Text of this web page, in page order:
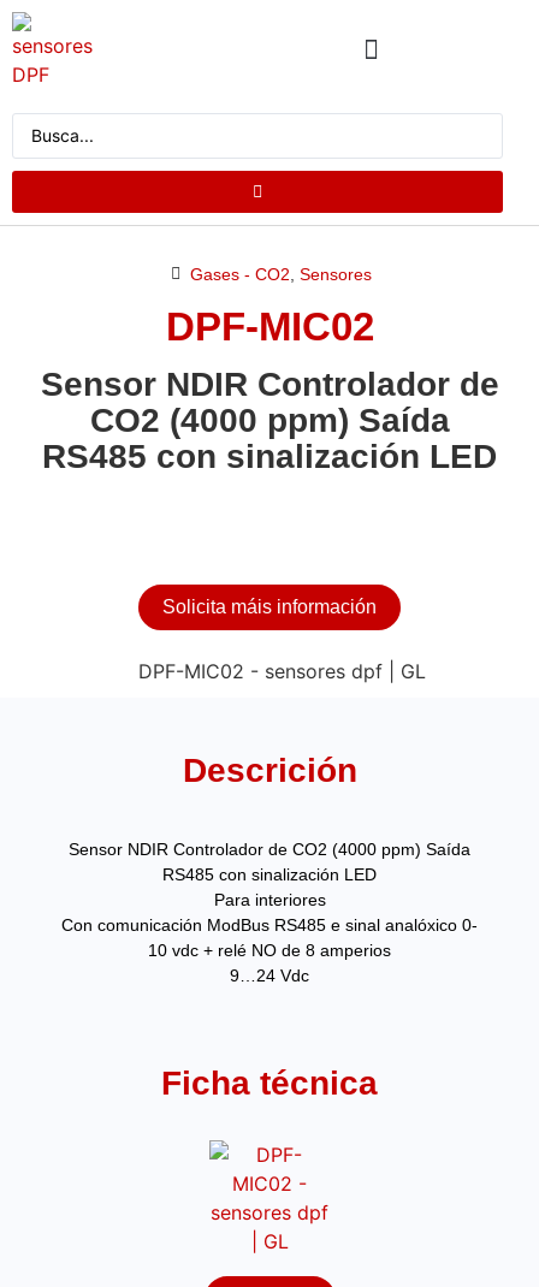
Gases - CO2 Sensores
DPF-MIC02
Sensor NDIR Controlador de
CO2 (4000 ppm) Saída
RS485 con sinalización LED
Solicita máis información
Descrición
Sensor NDIR Controlador de CO2 (4000 ppm) Saída
RS485 con sinalización LED
Para interiores
Con comunicación ModBus RS485 e sinal analóxico 0-
10 vdc + relé NO de 8 amperios
9…24 Vdc
Ficha técnica